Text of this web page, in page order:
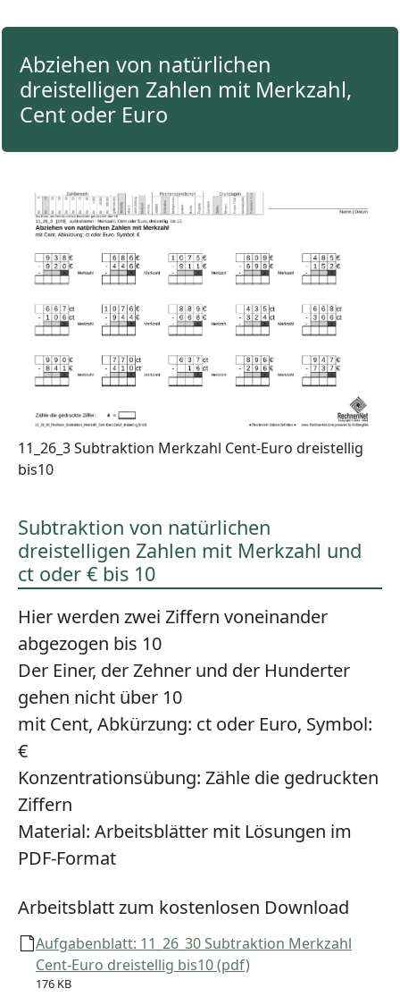
Abziehen von natürlichen
dreistelligen Zahlen mit Merkzahl,
Cent oder Euro
11_26_3 Subtraktion Merkzahl Cent-Euro dreistellig
bis10
Subtraktion von natürlichen
dreistelligen Zahlen mit Merkzahl und
ct oder € bis 10
Hier werden zwei Ziffern voneinander
abgezogen bis 10
Der Einer, der Zehner und der Hunderter
gehen nicht über 10
mit Cent, Abkürzung: ct oder Euro, Symbol:
€
Konzentrationsübung: Zähle die gedruckten
Ziffern
Material: Arbeitsblätter mit Lösungen im
PDF-Format
Arbeitsblatt zum kostenlosen Download
Aufgabenblatt: 11_26_30 Subtraktion Merkzahl
Cent-Euro dreistellig bis10 (pdf)
176 KB